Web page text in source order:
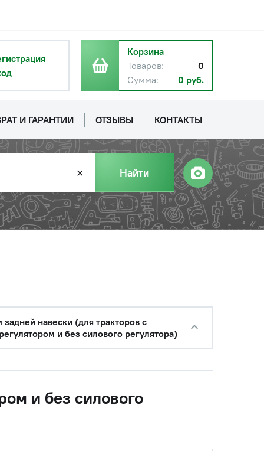
Корзина
Товаров:
0
Сумма:
0 руб.
И ГАРАНТИИ ОТЗЫВЫ КОНТАКТЫ
✕ Найти
навески (для тракторов с
и без силового регулятора)
и без силового
НДС
− + Купить
НДС
− + Купить